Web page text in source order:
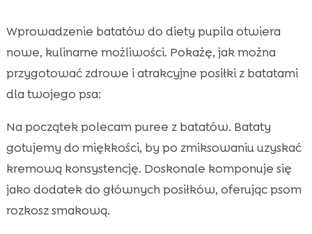
Wprowadzenie batatów do diety pupila otwiera
nowe, kulinarne możliwości. Pokażę, jak można
przygotować zdrowe i atrakcyjne posiłki z batatami
dla twojego psa:
Na początek polecam puree z batatów. Bataty
gotujemy do miękkości, by po zmiksowaniu uzyskać
kremową konsystencję. Doskonale komponuje się
jako dodatek do głównych posiłków, oferując psom
rozkosz smakową.